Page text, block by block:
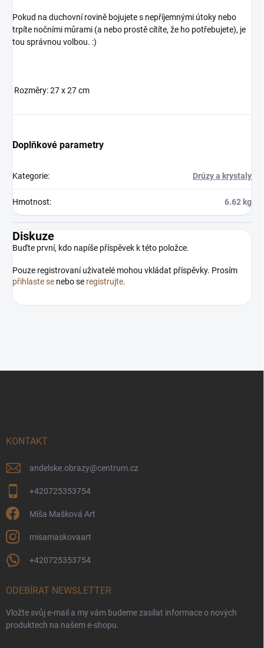
Pokud na duchovní rovině bojujete s nepříjemnými útoky nebo
trpíte nočními můrami (a nebo prostě cítíte, že ho potřebujete), je
tou správnou volbou. :)
Rozměry: 27 x 27 cm
Doplňkové parametry
Kategorie: Drúzy a krystaly
Hmotnost: 6.62 kg
Diskuze
Buďte první, kdo napíše příspěvek k této položce.
Pouze registrovaní uživatelé mohou vkládat příspěvky. Prosím
přihlaste se nebo se registrujte.
KONTAKT
andelske.obrazy@centrum.cz
+420725353754
Míša Mašková Art
misamaskovaart
+420725353754
ODEBÍRAT NEWSLETTER
Vložte svůj e-mail a my vám budeme zasílat informace o nových
produktech na našem e-shopu.
×
Přihlásit k newsletteru
Zajímá vás, co je nového?
Přihlášením souhlasíte s GDPR.